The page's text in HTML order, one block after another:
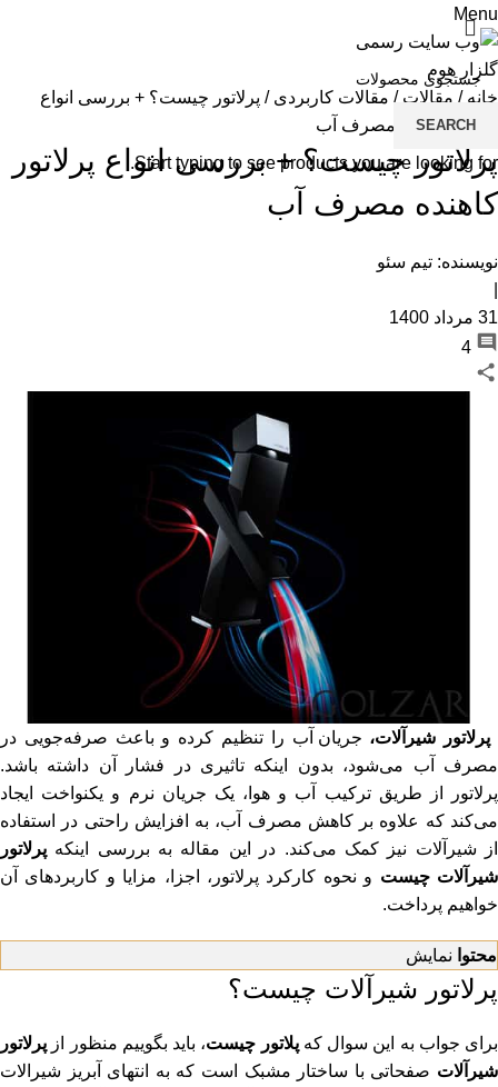
Menu
خانه / مقالات / مقالات کاربردی / پرلاتور چیست؟ + بررسی انواع
پرلاتور کاهنده مصرف آب
پرلاتور چیست؟ + بررسی انواع پرلاتور
کاهنده مصرف آب
نویسنده: تیم سئو
31 مرداد 1400
4
پرلاتور شیرآلات، جریان آب را تنظیم کرده و باعث صرفه‌جویی در
مصرف آب می‌شود، بدون اینکه تاثیری در فشار آن داشته باشد.
پرلاتور از طریق ترکیب آب و هوا، یک جریان نرم و یکنواخت ایجاد
می‌کند که علاوه بر کاهش مصرف آب، به افزایش راحتی در استفاده
از شیرآلات نیز کمک می‌کند. در این مقاله به بررسی اینکه پرلاتور
شیرآلات چیست و نحوه کارکرد پرلاتور، اجزا، مزایا و کاربردهای آن
خواهیم پرداخت.
محتوا نمایش
پرلاتور شیرآلات چیست؟
برای جواب به این سوال کهپلاتور چیست، باید بگوییم منظور از پرلاتور
شیرآلات صفحاتی با ساختار مشبک است که به انتهای آبریز شیرالات
SEARCH
Start typing to see products you are looking for.